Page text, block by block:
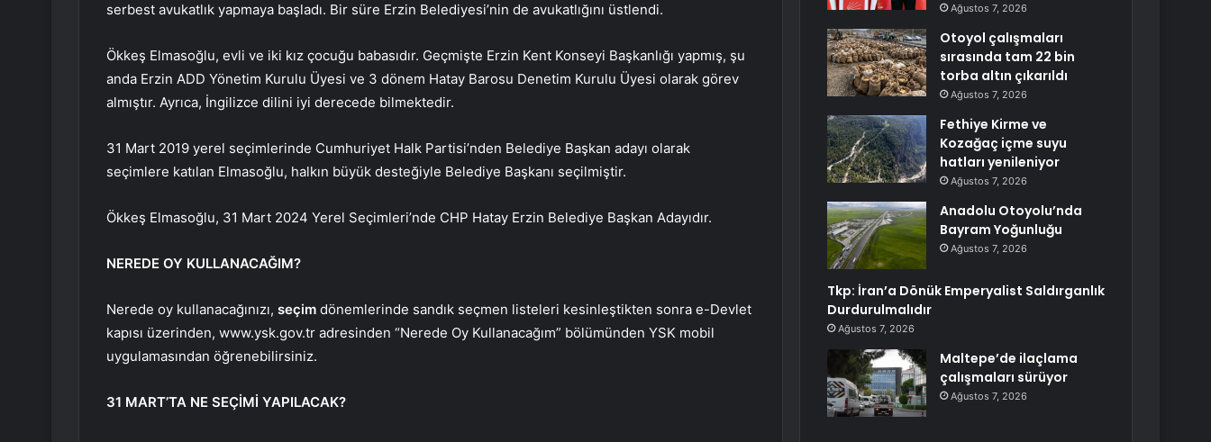
serbest avukatlık yapmaya başladı. Bir süre Erzin Belediyesi’nin de avukatlığını üstlendi.
Ökkeş Elmasoğlu, evli ve iki kız çocuğu babasıdır. Geçmişte Erzin Kent Konseyi Başkanlığı yapmış, şu
anda Erzin ADD Yönetim Kurulu Üyesi ve 3 dönem Hatay Barosu Denetim Kurulu Üyesi olarak görev
almıştır. Ayrıca, İngilizce dilini iyi derecede bilmektedir.
31 Mart 2019 yerel seçimlerinde Cumhuriyet Halk Partisi’nden Belediye Başkan adayı olarak
seçimlere katılan Elmasoğlu, halkın büyük desteğiyle Belediye Başkanı seçilmiştir.
Ökkeş Elmasoğlu, 31 Mart 2024 Yerel Seçimleri’nde CHP Hatay Erzin Belediye Başkan Adayıdır.
NEREDE OY KULLANACAĞIM?
Nerede oy kullanacağınızı, seçim dönemlerinde sandık seçmen listeleri kesinleştikten sonra e-Devlet
kapısı üzerinden, www.ysk.gov.tr adresinden “Nerede Oy Kullanacağım” bölümünden YSK mobil
uygulamasından öğrenebilirsiniz.
31 MART’TA NE SEÇİMİ YAPILACAK?
Ağustos 7, 2026
Otoyol çalışmaları
sırasında tam 22 bin
torba altın çıkarıldı
Ağustos 7, 2026
Fethiye Kirme ve
Kozağaç içme suyu
hatları yenileniyor
Ağustos 7, 2026
Anadolu Otoyolu’nda
Bayram Yoğunluğu
Ağustos 7, 2026
Tkp: İran’a Dönük Emperyalist Saldırganlık
Durdurulmalıdır
Ağustos 7, 2026
Maltepe’de ilaçlama
çalışmaları sürüyor
Ağustos 7, 2026